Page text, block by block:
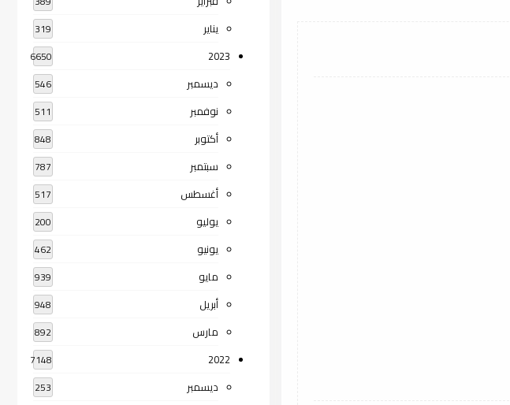
يناير 319
2023
6650
ديسمبر 546
نوفمبر 511
أكتوبر 848
سبتمبر 787
أغسطس 517
يوليو 200
يونيو 462
مايو 939
أبريل 948
مارس 892
2022
7148
ديسمبر 253